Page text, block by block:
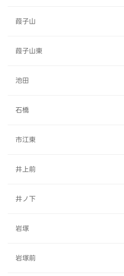
葭子山
葭子山東
池田
石橋
市江東
井上前
井ノ下
岩塚
岩塚前